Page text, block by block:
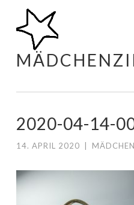
Zum
Inhalt
springen
2020-04-14-
14. APRIL 2020